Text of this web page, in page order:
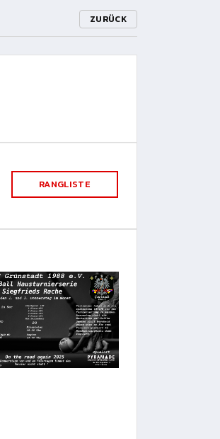
ZURÜCK
RANGLISTE